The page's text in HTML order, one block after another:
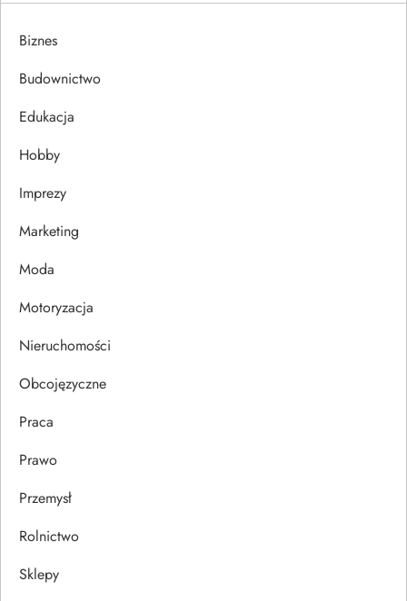
g
a
c
a
w
p
u
Biznes
Budownictwo
Edukacja
Hobby
Imprezy
Marketing
Moda
Motoryzacja
Nieruchomości
Obcojęzyczne
Praca
Prawo
Przemysł
Rolnictwo
Sklepy